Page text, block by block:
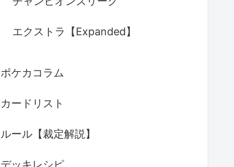
エクストラ【Expanded】
ポケカコラム
カードリスト
ルール【裁定解説】